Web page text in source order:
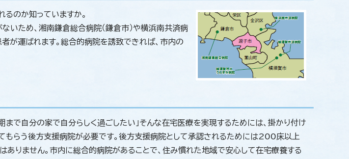
るのか知っていますか。
いため、湘南鎌倉総合病院（鎌倉市）や横浜南共済病
が運ばれます。総合的病院を誘致できれば、市内の
まで自分の家で自分らしく過ごしたい」そんな在宅医療を実現するためには、掛かり付け
もらう後方支援病院が必要です。後方支援病院として承認されるためには200床以上
ありません。市内に総合的病院があることで、住み慣れた地域で安心して在宅療養する